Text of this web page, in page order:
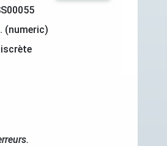
(numeric)